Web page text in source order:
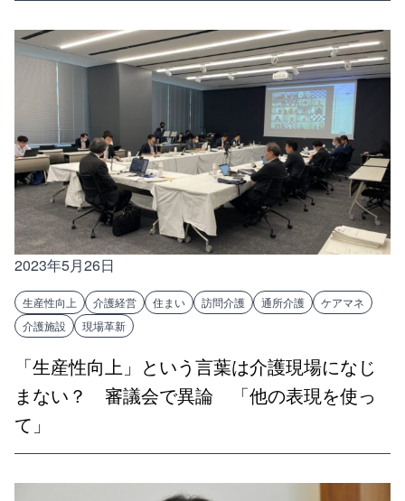
2023年5月26日
生産性向上 介護経営 住まい 訪問介護 通所介護
ケアマネ
介護施設
現場革新
「生産性向上」という言葉は介護現場になじ
まない？ 審議会で異論 「他の表現を使っ
て」